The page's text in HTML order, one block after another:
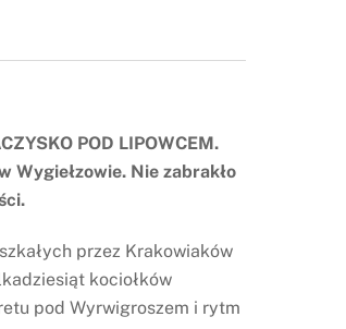
POD LIPOWCEM.
Wygiełzowie. Nie zabrakło
przez Krakowiaków
kociołków
pod Wyrwigroszem i rytm